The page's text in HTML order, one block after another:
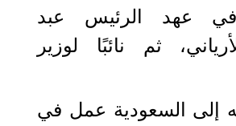
في عهد الرئيس عبد
ثم نائبًا لوزير
إلى السعودية عمل في